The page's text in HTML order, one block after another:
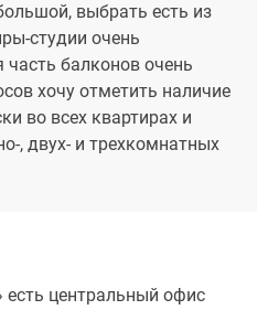
выбрать есть из
студии очень
балконов очень
хочу отметить наличие
во всех квартирах и
, двух- и трехкомнатных
есть центральный офис